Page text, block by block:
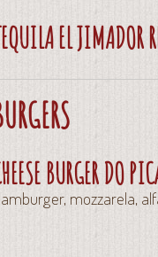
EL JIMADOR
BURGER DO
mozzarela,